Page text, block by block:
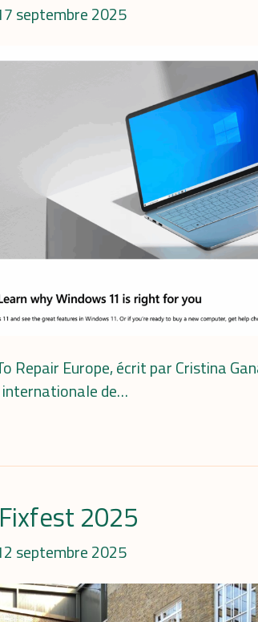
septembre 2025
Repair Europe, écrit par Cristina
internationale de…
2025
septembre 2025